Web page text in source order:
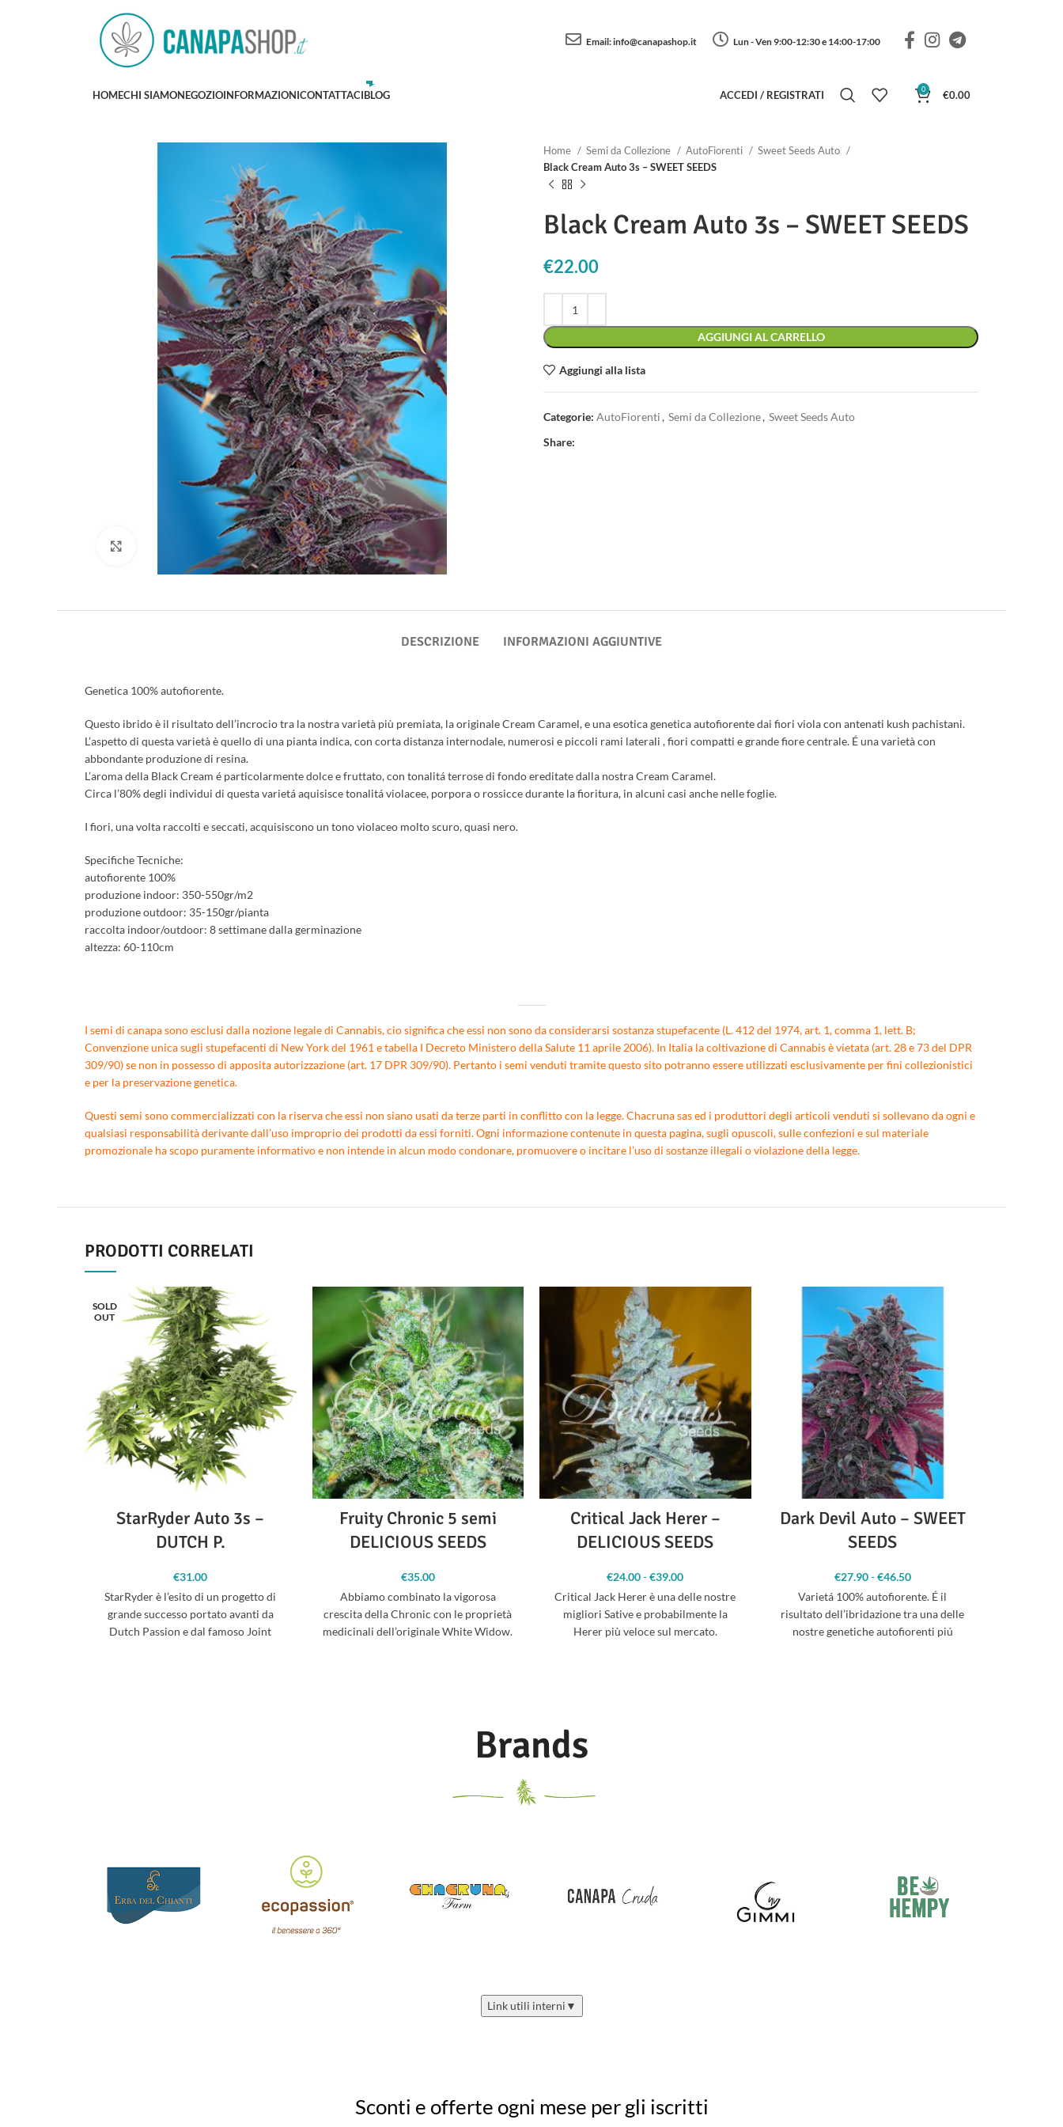
Email:info@canapashop.it Lun - Ven 9:00-12:30 e 14:00-17:00
HOMECHI SIAMONEGOZIOINFORMAZIONICONTATTACIBLOG ACCEDI / REGISTRATI 0 €0.00
Clicca per ingrandire
Home Semi da Collezione AutoFiorenti
Sweet Seeds Auto
Black Cream Auto 3s – SWEET SEEDS
Black Cream Auto 3s – SWEET SEEDS
€22.00
AGGIUNGI AL CARRELLO
Aggiungi alla lista
Categorie: AutoFiorenti, Semi da Collezione, Sweet Seeds Auto
Share:
DESCRIZIONE INFORMAZIONI AGGIUNTIVE
Genetica 100% autofiorente.
Questo ibrido è il risultato dell’incrocio tra la nostra varietà più premiata, la originale Cream Caramel, e una esotica genetica autofiorente dai fiori viola con antenati kush pachistani.
L’aspetto di questa varietà è quello di una pianta indica, con corta distanza internodale, numerosi e piccoli rami laterali , fiori compatti e grande fiore centrale. É una varietà con
abbondante produzione di resina.
L’aroma della Black Cream é particolarmente dolce e fruttato, con tonalitá terrose di fondo ereditate dalla nostra Cream Caramel.
Circa l’80% degli individui di questa varietá aquisisce tonalitá violacee, porpora o rossicce durante la fioritura, in alcuni casi anche nelle foglie.
I fiori, una volta raccolti e seccati, acquisiscono un tono violaceo molto scuro, quasi nero.
Specifiche Tecniche:
autofiorente 100%
produzione indoor: 350-550gr/m2
produzione outdoor: 35-150gr/pianta
raccolta indoor/outdoor: 8 settimane dalla germinazione
altezza: 60-110cm
I semi di canapa sono esclusi dalla nozione legale di Cannabis, cio significa che essi non sono da considerarsi sostanza stupefacente (L. 412 del 1974, art. 1, comma 1, lett. B;
Convenzione unica sugli stupefacenti di New York del 1961 e tabella I Decreto Ministero della Salute 11 aprile 2006). In Italia la coltivazione di Cannabis è vietata (art. 28 e 73 del DPR
309/90) se non in possesso di apposita autorizzazione (art. 17 DPR 309/90). Pertanto i semi venduti tramite questo sito potranno essere utilizzati esclusivamente per fini collezionistici
e per la preservazione genetica.
Questi semi sono commercializzati con la riserva che essi non siano usati da terze parti in conflitto con la legge. Chacruna sas ed i produttori degli articoli venduti si sollevano da ogni e
qualsiasi responsabilità derivante dall’uso improprio dei prodotti da essi forniti. Ogni informazione contenute in questa pagina, sugli opuscoli, sulle confezioni e sul materiale
promozionale ha scopo puramente informativo e non intende in alcun modo condonare, promuovere o incitare l’uso di sostanze illegali o violazione della legge.
PRODOTTI CORRELATI
SOLD
OUT
StarRyder Auto 3s –
DUTCH P.
€31.00
StarRyder è l’esito di un progetto di
grande successo portato avanti da
Dutch Passion e dal famoso Joint
Fruity Chronic 5 semi
DELICIOUS SEEDS
€35.00
Abbiamo combinato la vigorosa
crescita della Chronic con le proprietà
medicinali dell’originale White Widow.
Critical Jack Herer –
DELICIOUS SEEDS
€24.00-€39.00
prezzo: da
€24.00 a
€39.00
Critical Jack Herer è una delle nostre
migliori Sative e probabilmente la
Herer più veloce sul mercato.
Dark Devil Auto – SWEET
SEEDS
€27.90-€46.50
prezzo: da
€27.90 a
€46.50
Varietá 100% autofiorente. É il
risultato dell’ibridazione tra una delle
nostre genetiche autofiorenti piú
Brands
Link utili interni ▼
Sconti e offerte ogni mese per gli iscritti